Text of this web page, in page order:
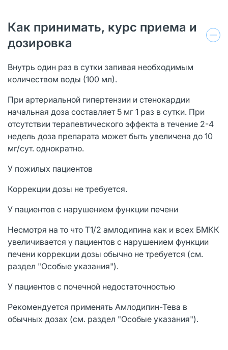
Как принимать, курс приема и
дозировка
Внутрь один раз в сутки запивая необходимым
количеством воды (100 мл).
При артериальной гипертензии и стенокардии
начальная доза составляет 5 мг 1 раз в сутки. При
отсутствии терапевтического эффекта в течение 2-4
недель доза препарата может быть увеличена до 10
мг/сут. однократно.
У пожилых пациентов
Коррекции дозы не требуется.
У пациентов с нарушением функции печени
Несмотря на то что Т1/2 амлодипина как и всех БМКК
увеличивается у пациентов с нарушением функции
печени коррекции дозы обычно не требуется (см.
раздел "Особые указания").
У пациентов с почечной недостаточностью
Рекомендуется применять Амлодипин-Тева в
обычных дозах (см. раздел "Особые указания").